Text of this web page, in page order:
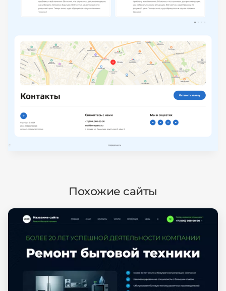
Похожие сайты